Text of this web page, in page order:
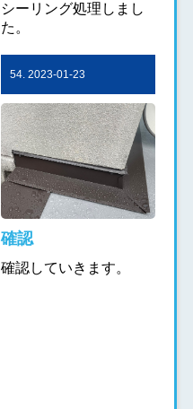
シーリング処理しまし
た。
54. 2023-01-23
確認
確認していきます。